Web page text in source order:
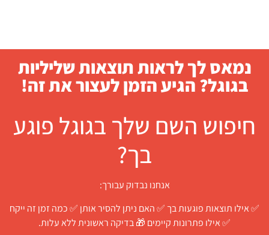
נמאס לך לראות תוצאות שליליות
בגוגל? הגיע הזמן לעצור את זה!
חיפוש השם שלך בגוגל פוגע
בך?
אנחנו נבדוק עבורך:
אילו תוצאות פוגעות בך ✅ האם ניתן להסיר אותן ✅ כמה זמן זה ייקח
✅ אילו פתרונות קיימים 🎁 בדיקה ראשונית ללא עלות.